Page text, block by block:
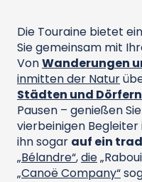
Die Touraine bietet
Sie gemeinsam mit
VonWanderungen
inmitten der Natur
Städten und Dörfern
Pausen – genießen
vierbeinigen Begleiter
ihn sogar auf ein
„Bélandre“,die
„Canoë Company“